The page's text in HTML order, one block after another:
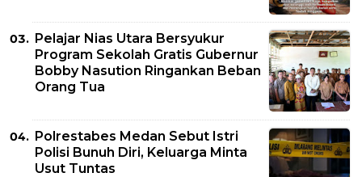
Pelajar Nias Utara Bersyukur
Program Sekolah Gratis Gubernur
Bobby Nasution Ringankan Beban
Orang Tua
Polrestabes Medan Sebut Istri
Polisi Bunuh Diri, Keluarga Minta
Usut Tuntas